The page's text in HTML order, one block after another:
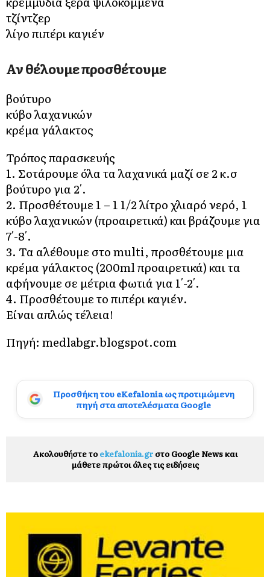
τζίντζερ
λίγο πιπέρι καγιέν
Αν θέλουμε προσθέτουμε
βούτυρο
κύβο λαχανικών
κρέμα γάλακτος
Τρόπος παρασκευής
1. Σοτάρουμε όλα τα λαχανικά μαζί σε 2 κ.σ
βούτυρο για 2′.
2. Προσθέτουμε 1 – 1 1/2 λίτρο χλιαρό νερό, 1
κύβο λαχανικών (προαιρετικά) και βράζουμε για
7′-8′.
3. Τα αλέθουμε στο multi, προσθέτουμε μια
κρέμα γάλακτος (200ml προαιρετικά) και τα
αφήνουμε σε μέτρια φωτιά για 1′-2′.
4. Προσθέτουμε το πιπέρι καγιέν.
Είναι απλώς τέλεια!
Πηγή: medlabgr.blogspot.com
Προσθήκη του eKefalonia ως προτιμώμενη
πηγή στα αποτελέσματα Google
Ακολουθήστε το ekefalonia.grστο Google News και
μάθετε πρώτοι όλες τις ειδήσεις